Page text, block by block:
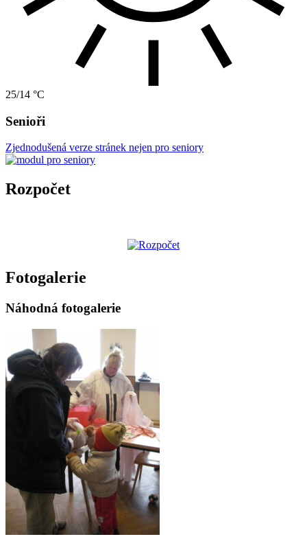
25/14 °C
Senioři
Zjednodušená verze stránek nejen pro seniory
Rozpočet
Fotogalerie
Náhodná fotogalerie